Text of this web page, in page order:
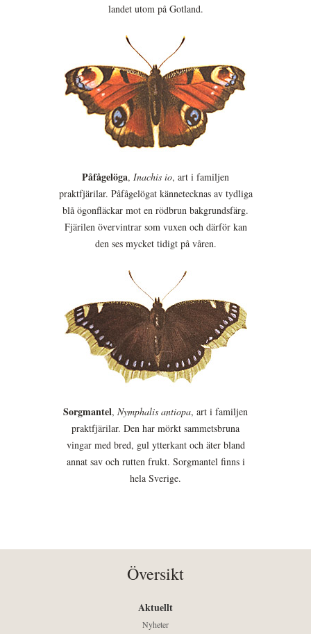
landet utom på Gotland.
Påfågelöga, Inachis io, art i familjen
praktfjärilar. Påfågelögat kännetecknas av tydliga
blå ögonfläckar mot en rödbrun bakgrundsfärg.
Fjärilen övervintrar som vuxen och därför kan
den ses mycket tidigt på våren.
Sorgmantel, Nymphalis antiopa, art i familjen
praktfjärilar. Den har mörkt sammetsbruna
vingar med bred, gul ytterkant och äter bland
annat sav och rutten frukt. Sorgmantel finns i
hela Sverige.
Översikt
Aktuellt
Nyheter